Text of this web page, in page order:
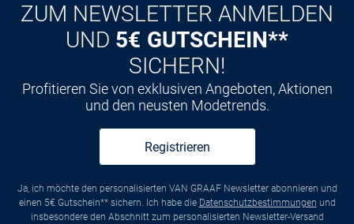
ZUM NEWSLETTER ANMELDEN
UND 5€ GUTSCHEIN**
SICHERN!
Profitieren Sie von exklusiven Angeboten, Aktionen
und den neusten Modetrends.
Registrieren
Ja, ich möchte den personalisierten VAN GRAAF Newsletter abonnieren und
einen 5€ Gutschein** sichern. Ich habe die Datenschutzbestimmungen und
insbesondere den Abschnitt zum personalisierten Newsletter-Versand